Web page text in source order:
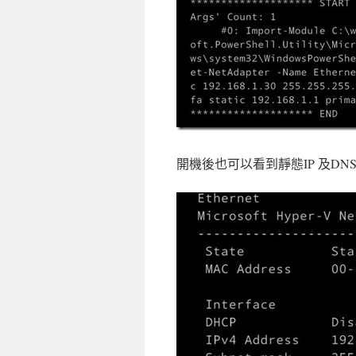
開機後也可以看到靜態IP 及